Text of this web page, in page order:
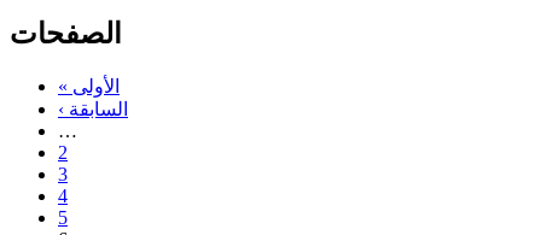
الصفحات
« الأولى
‹ السابقة
…
2
3
4
5